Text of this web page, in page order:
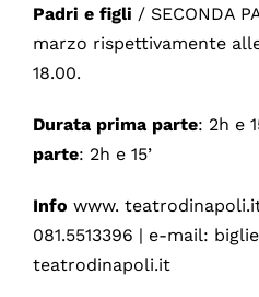
Padri e figli / SECONDA
marzo rispettivamente
18.00.
Durata prima parte: 2h e
parte: 2h e 15’
Info www.
081.5513396 | e-mail:
teatrodinapoli.it